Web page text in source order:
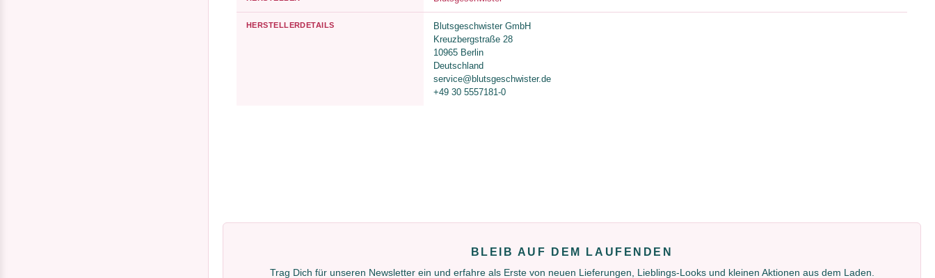
HERSTELLERDETAILS
Blutsgeschwister GmbH
Kreuzbergstraße 28
10965 Berlin
Deutschland
service@blutsgeschwister.de
+49 30 5557181-0
BLEIB AUF DEM LAUFENDEN
Trag Dich für unseren Newsletter ein und erfahre als Erste von neuen Lieferungen, Lieblings-Looks und kleinen Aktionen aus dem Laden.